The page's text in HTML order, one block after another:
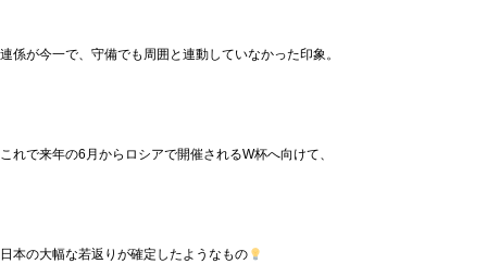
連係が今一で、守備でも周囲と連動していなかった印象。
これで来年の6月からロシアで開催されるW杯へ向けて、
日本の大幅な若返りが確定したようなもの